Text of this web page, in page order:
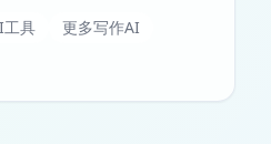
工具
更多写作AI